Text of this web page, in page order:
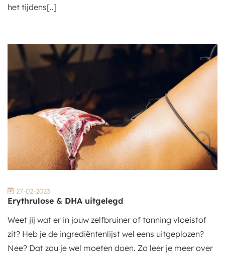
het tijdens[..]
27-02-2023
Erythrulose & DHA uitgelegd
Weet jij wat er in jouw zelfbruiner of tanning vloeistof
zit? Heb je de ingrediëntenlijst wel eens uitgeplozen?
Nee? Dat zou je wel moeten doen. Zo leer je meer over